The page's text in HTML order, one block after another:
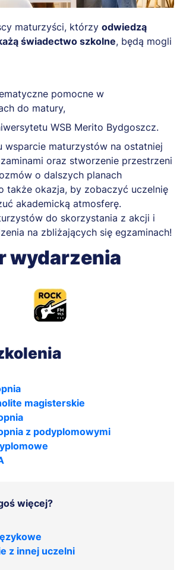
maturzyści, którzy odwiedzą
świadectwo szkolne, będą mogli
pomocne w
do matury,
WSB Merito Bydgoszcz.
wsparcie maturzystów na ostatniej
oraz stworzenie przestrzeni
o dalszych planach
także okazja, by zobaczyć uczelnię
akademicką atmosferę.
do skorzystania z akcji i
na zbliżających się egzaminach!
wydarzenia
magisterskie
z podyplomowymi
więcej?
z innej uczelni